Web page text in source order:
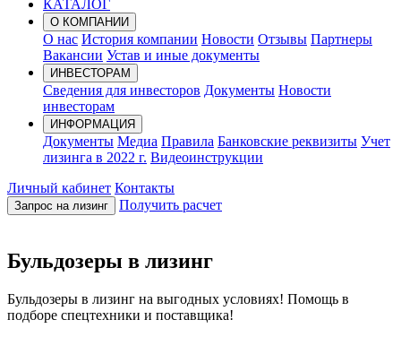
КАТАЛОГ
О КОМПАНИИ
О нас История компании Новости Отзывы Партнеры
Вакансии Устав и иные документы
ИНВЕСТОРАМ
Сведения для инвесторов Документы Новости
инвесторам
ИНФОРМАЦИЯ
Документы Медиа Правила Банковские реквизиты Учет
лизинга в 2022 г. Видеоинструкции
Личный кабинет Контакты
Запрос на лизинг Получить расчет
Бульдозеры в лизинг
Бульдозеры в лизинг на выгодных условиях! Помощь в
подборе спецтехники и поставщика!